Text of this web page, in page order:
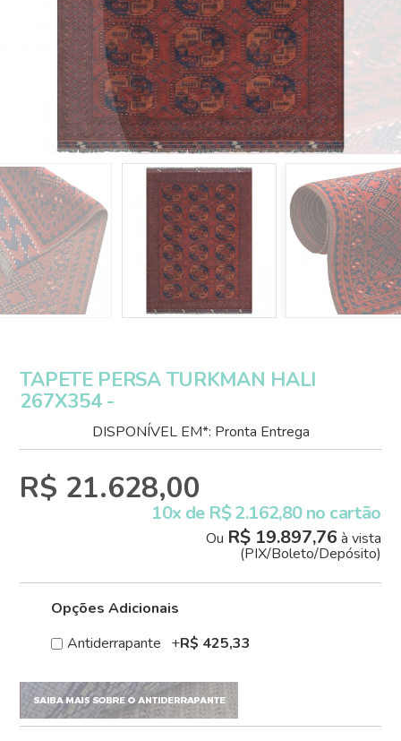
TAPETE PERSA TURKMAN HALI
267X354 -
DISPONÍVEL EM*: Pronta Entrega
R$ 21.628,00
10x de R$ 2.162,80 no cartão
Ou R$ 19.897,76 à vista
(PIX/Boleto/Depósito)
Opções Adicionais
Antiderrapante +R$ 425,33